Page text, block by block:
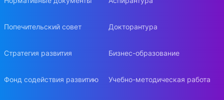
Попечительский совет
Стратегия развития
Фонд содействия развитию
Докторантура
Бизнес-образование
Учебно-методическая работа